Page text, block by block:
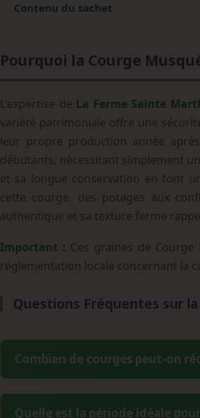
Contenu du sachet
Pourquoi la Courge
L'expertise de La Ferme Sainte
variété patrimoniale offre une
leur propre production année
débutants, nécessitant simplement
et sa longue conservation en font
cette courge, des potages aux
authentique et sa texture ferme
Important : Ces graines de
réglementation locale concernant la
Questions Fréquentes sur
Combien de courges peut-on
Quelle est la période idéale